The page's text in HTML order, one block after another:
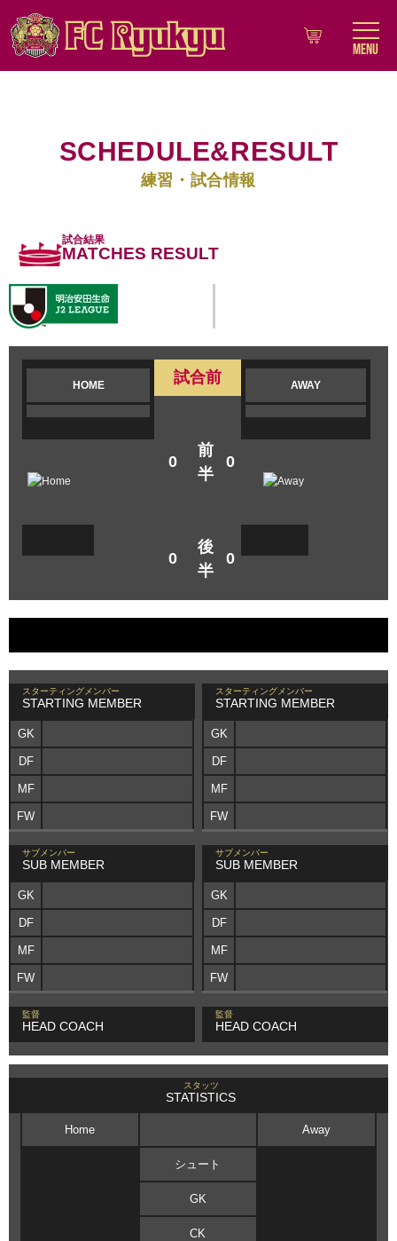
MENU
SCHEDULE&RESULT
練習・試合情報
試合結果
MATCHES RESULT
HOME 試合前
0
前
半
0
0
後
半
0
AWAY
スターティングメンバー
STARTING MEMBER
GK
DF
MF
FW
サブメンバー
SUB MEMBER
GK
DF
MF
FW
監督
HEAD COACH
スタッツ
STATISTICS
Home Away
シュート
GK
CK
スターティングメンバー
STARTING MEMBER
GK
DF
MF
FW
サブメンバー
SUB MEMBER
GK
DF
MF
FW
監督
HEAD COACH